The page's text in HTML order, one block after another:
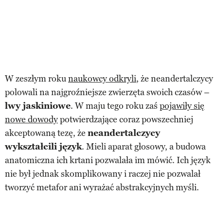
W zeszłym rokunaukowcy odkryli, że neandertalczycy
polowali na najgroźniejsze zwierzęta swoich czasów –
lwy jaskiniowe. W maju tego roku zaś pojawiły się
nowe dowodypotwierdzające coraz powszechniej
akceptowaną tezę, że neandertalczycy
wykształcili język. Mieli aparat głosowy, a budowa
anatomiczna ich krtani pozwalała im mówić. Ich język
nie był jednak skomplikowany i raczej nie pozwalał
tworzyć metafor ani wyrażać abstrakcyjnych myśli.